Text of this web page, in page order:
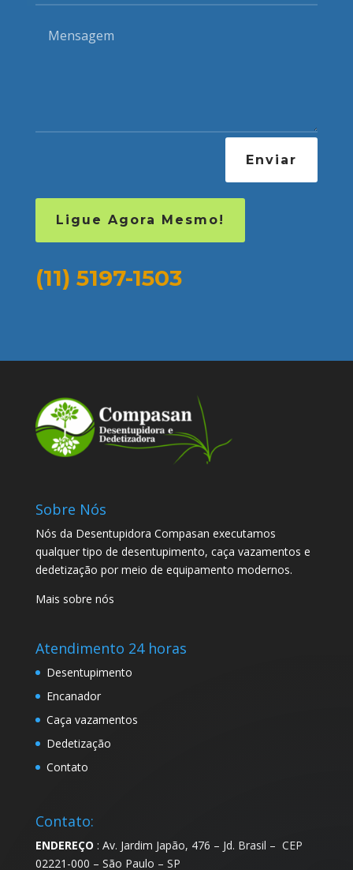
Enviar
Ligue Agora Mesmo!
(11) 5197-1503
Sobre Nós
Nós da Desentupidora Compasan executamos
qualquer tipo de desentupimento, caça vazamentos e
dedetização por meio de equipamento modernos.
Mais sobre nós
Atendimento 24 horas
Desentupimento
Encanador
Caça vazamentos
Dedetização
Contato
Contato:
ENDEREÇO : Av. Jardim Japão, 476 – Jd. Brasil – CEP
02221-000 – São Paulo – SP